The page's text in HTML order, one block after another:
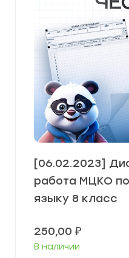
[06.02.2023]
работа МЦКО
языку 8 класс
250,00 ₽
В наличии